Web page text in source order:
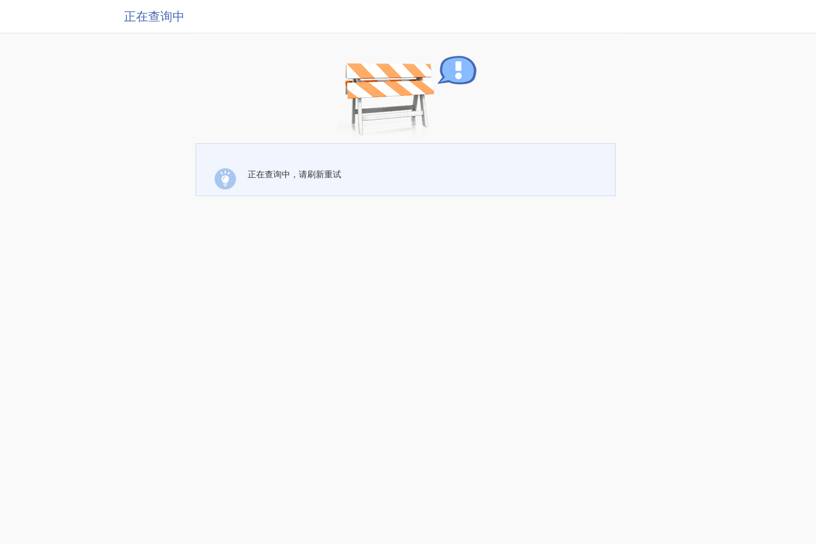
正在查询中
正在查询中，请刷新重试